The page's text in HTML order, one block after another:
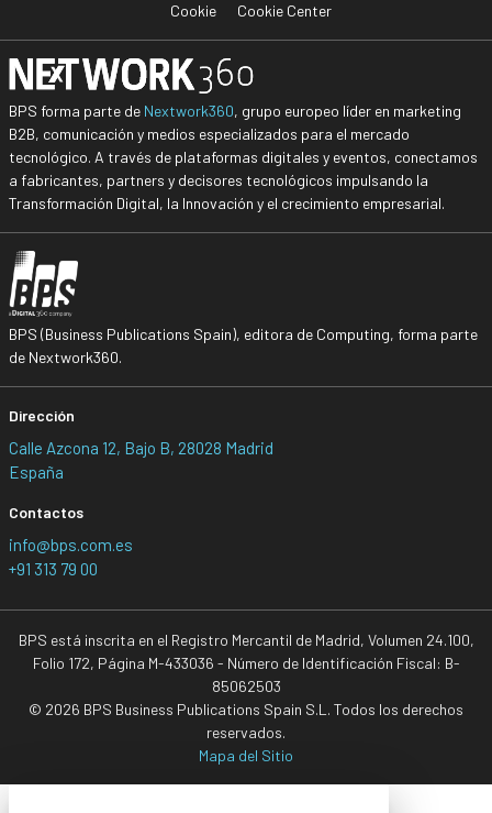
Cookie
Cookie Center
BPS forma parte de Nextwork360, grupo europeo líder en marketing
B2B, comunicación y medios especializados para el mercado
tecnológico. A través de plataformas digitales y eventos, conectamos
a fabricantes, partners y decisores tecnológicos impulsando la
Transformación Digital, la Innovación y el crecimiento empresarial.
BPS (Business Publications Spain), editora de Computing, forma parte
de Nextwork360.
Dirección
Calle Azcona 12, Bajo B, 28028 Madrid
España
Contactos
info@bps.com.es
+91 313 79 00
BPS está inscrita en el Registro Mercantil de Madrid, Volumen 24.100,
Folio 172, Página M-433036 - Número de Identificación Fiscal: B-
85062503
© 2026 BPS Business Publications Spain S.L. Todos los derechos
reservados.
Mapa del Sitio